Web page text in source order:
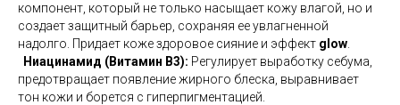
компонент, который не только насыщает кожу влагой, но и
создает защитный барьер, сохраняя ее увлагненной
надолго. Придает коже здоровое сияние и эффект glow
Ниацинамид (Витамин B3): Регулирует выработку себума,
предотвращает появление жирного блеска, выравнивает
тон кожи и борется с гиперпигментацией.